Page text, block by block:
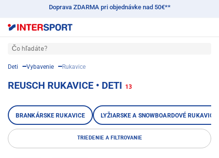
Doprava ZDARMA pri objednávke nad 50€**
Čo hľadáte?
Deti Vybavenie Rukavice
REUSCH RUKAVICE • DETI 13
BRANKÁRSKE RUKAVICE LYŽIARSKE A SNOWBOARDOVÉ RUKAVICE
TRIEDENIE A FILTROVANIE